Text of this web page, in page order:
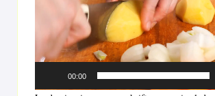
00:00